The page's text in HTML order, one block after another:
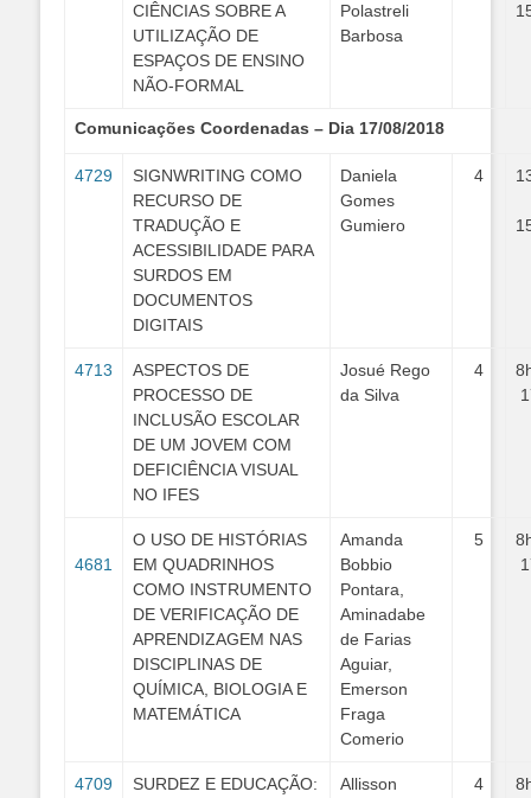
CIÊNCIAS SOBRE A
UTILIZAÇÃO DE
ESPAÇOS DE ENSINO
NÃO-FORMAL
Polastreli
Barbosa
Comunicações Coordenadas – Dia 17/08/2018
4729
SIGNWRITING COMO
RECURSO DE
TRADUÇÃO E
ACESSIBILIDADE PARA
SURDOS EM
DOCUMENTOS
DIGITAIS
Daniela
Gomes
Gumiero
4
4713
ASPECTOS DE
PROCESSO DE
INCLUSÃO ESCOLAR
DE UM JOVEM COM
DEFICIÊNCIA VISUAL
NO IFES
Josué Rego
da Silva
4
4681
O USO DE HISTÓRIAS
EM QUADRINHOS
COMO INSTRUMENTO
DE VERIFICAÇÃO DE
APRENDIZAGEM NAS
DISCIPLINAS DE
QUÍMICA, BIOLOGIA E
MATEMÁTICA
Amanda
Bobbio
Pontara,
Aminadabe
de Farias
Aguiar,
Emerson
Fraga
Comerio
5
4709
SURDEZ E EDUCAÇÃO:
Allisson
4